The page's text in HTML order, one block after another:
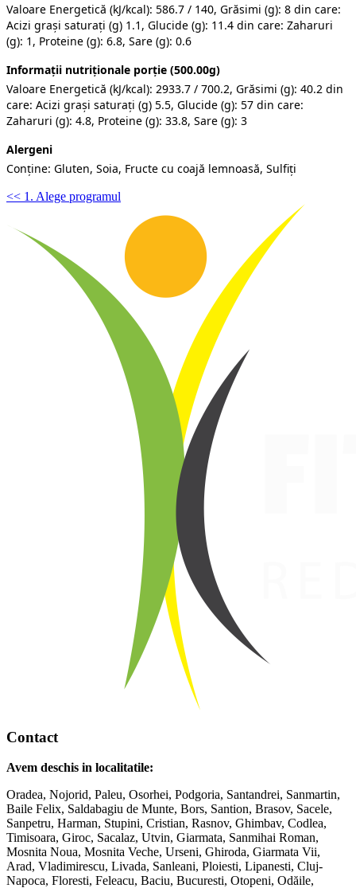
Valoare Energetică (kJ/kcal): 586.7 / 140, Grăsimi (g): 8 din care:
Acizi grași saturați (g) 1.1, Glucide (g): 11.4 din care: Zaharuri
(g): 1, Proteine (g): 6.8, Sare (g): 0.6
Informații nutriționale porție (500.00g)
Valoare Energetică (kJ/kcal): 2933.7 / 700.2, Grăsimi (g): 40.2 din
care: Acizi grași saturați (g) 5.5, Glucide (g): 57 din care:
Zaharuri (g): 4.8, Proteine (g): 33.8, Sare (g): 3
Alergeni
Conține: Gluten, Soia, Fructe cu coajă lemnoasă, Sulfiți
<< 1. Alege programul
Contact
Avem deschis in localitatile:
Oradea, Nojorid, Paleu, Osorhei, Podgoria, Santandrei, Sanmartin,
Baile Felix, Saldabagiu de Munte, Bors, Santion, Brasov, Sacele,
Sanpetru, Harman, Stupini, Cristian, Rasnov, Ghimbav, Codlea,
Timisoara, Giroc, Sacalaz, Utvin, Giarmata, Sanmihai Roman,
Mosnita Noua, Mosnita Veche, Urseni, Ghiroda, Giarmata Vii,
Arad, Vladimirescu, Livada, Sanleani, Ploiesti, Lipanesti, Cluj-
Napoca, Floresti, Feleacu, Baciu, Bucuresti, Otopeni, Odăile,